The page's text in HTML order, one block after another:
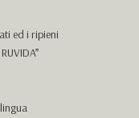
ed i ripieni